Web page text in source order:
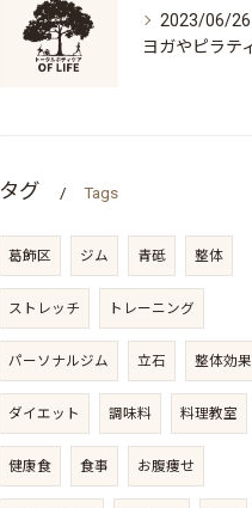
2023/06/26
タグ Tags
葛飾区 ジム 青砥 整体
ストレッチ トレーニング
パーソナルジム 立石 整体効果
ダイエット 調味料 料理教室
健康食 食事 お腹痩せ